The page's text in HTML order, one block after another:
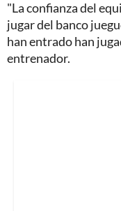
"La confianza del
jugar del banco
han entrado han
entrenador.